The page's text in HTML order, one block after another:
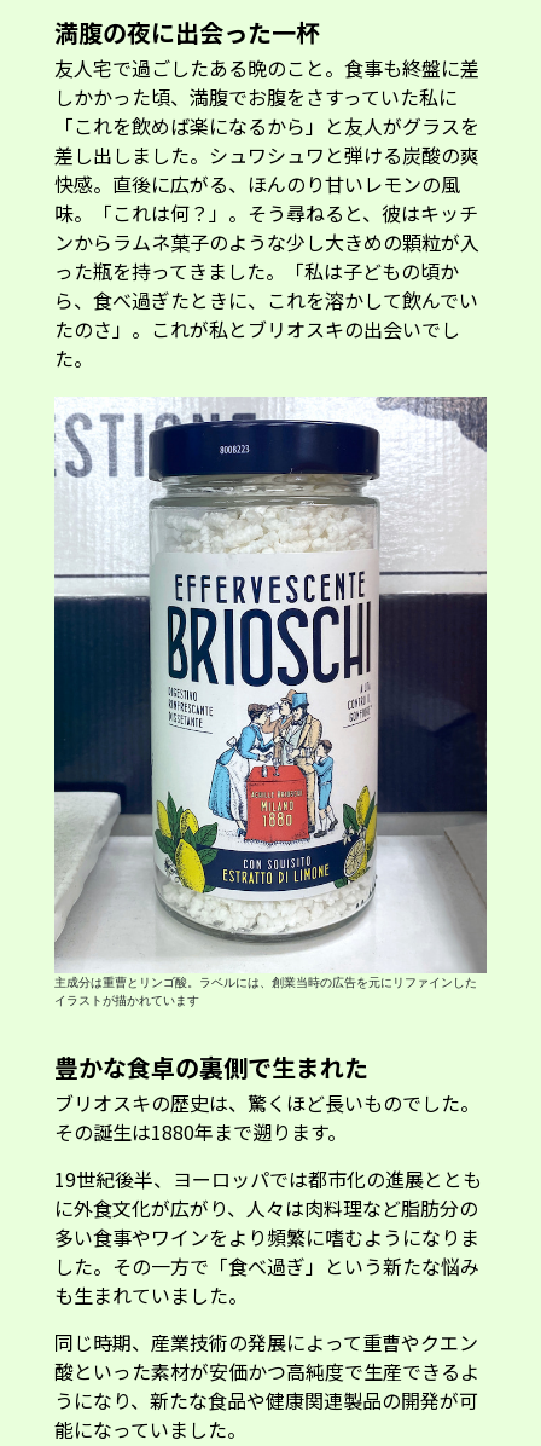
満腹の夜に出会った一杯
友人宅で過ごしたある晩のこと。食事も終盤に差
しかかった頃、満腹でお腹をさすっていた私に
「これを飲めば楽になるから」と友人がグラスを
差し出しました。シュワシュワと弾ける炭酸の爽
快感。直後に広がる、ほんのり甘いレモンの風
味。「これは何？」。そう尋ねると、彼はキッチ
ンからラムネ菓子のような少し大きめの顆粒が入
った瓶を持ってきました。「私は子どもの頃か
ら、食べ過ぎたときに、これを溶かして飲んでい
たのさ」。これが私とブリオスキの出会いでし
た。
主成分は重曹とリンゴ酸。ラベルには、創業当時の広告を元にリファインした
イラストが描かれています
豊かな食卓の裏側で生まれた
ブリオスキの歴史は、驚くほど長いものでした。
その誕生は1880年まで遡ります。
19世紀後半、ヨーロッパでは都市化の進展ととも
に外食文化が広がり、人々は肉料理など脂肪分の
多い食事やワインをより頻繁に嗜むようになりま
した。その一方で「食べ過ぎ」という新たな悩み
も生まれていました。
同じ時期、産業技術の発展によって重曹やクエン
酸といった素材が安価かつ高純度で生産できるよ
うになり、新たな食品や健康関連製品の開発が可
能になっていました。